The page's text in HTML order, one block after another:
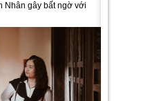
Nhân gây bất ngờ với